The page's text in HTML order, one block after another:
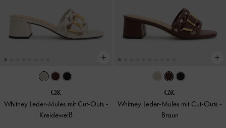
Whitney Leder-Mules mit Cut-Outs -
Kreideweiß
Whitney Leder-Mules mit Cut-Outs -
Braun